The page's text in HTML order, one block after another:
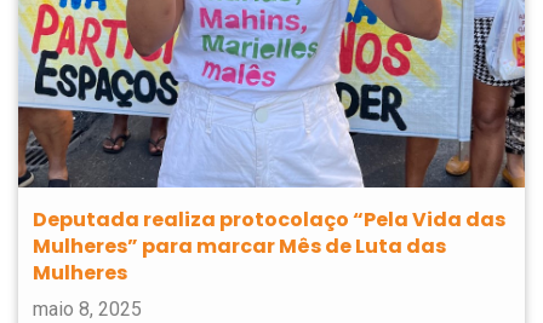
Deputada realiza protocolaço “Pela Vida das
Mulheres” para marcar Mês de Luta das
Mulheres
maio 8, 2025